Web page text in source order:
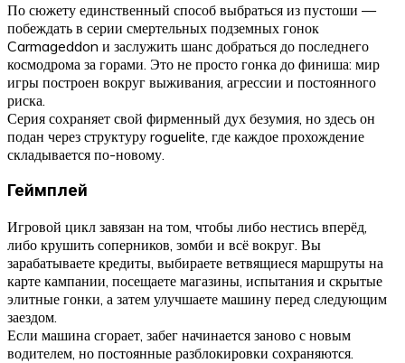
По сюжету единственный способ выбраться из пустоши —
побеждать в серии смертельных подземных гонок
Carmageddon и заслужить шанс добраться до последнего
космодрома за горами. Это не просто гонка до финиша: мир
игры построен вокруг выживания, агрессии и постоянного
риска.
Серия сохраняет свой фирменный дух безумия, но здесь он
подан через структуру roguelite, где каждое прохождение
складывается по-новому.
Геймплей
Игровой цикл завязан на том, чтобы либо нестись вперёд,
либо крушить соперников, зомби и всё вокруг. Вы
зарабатываете кредиты, выбираете ветвящиеся маршруты на
карте кампании, посещаете магазины, испытания и скрытые
элитные гонки, а затем улучшаете машину перед следующим
заездом.
Если машина сгорает, забег начинается заново с новым
водителем, но постоянные разблокировки сохраняются.